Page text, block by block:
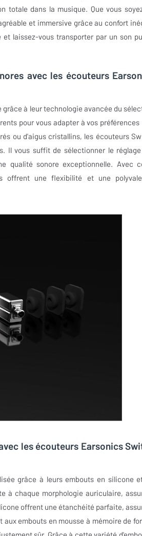
totale dans la musique. Que vous
et immersive grâce au confort
et laissez-vous transporter par un son
avec les écouteurs
à leur technologie avancée du
pour vous adapter à vos préférences
ou d'aigus cristallins, les écouteurs
Il vous suffit de sélectionner le
qualité sonore exceptionnelle. Avec
offrent une flexibilité et une
les écouteurs Earsonics
grâce à leurs embouts en silicone
à chaque morphologie auriculaire,
offrent une étanchéité parfaite,
embouts en mousse à mémoire de